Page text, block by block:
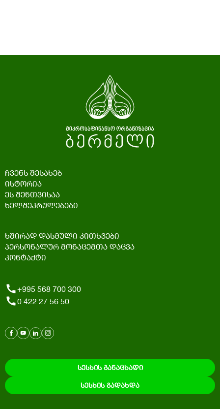
ჩვენს შესახებ
ისტორია
ეს შენთვისაა
ხელშეკრულებები
ხშირად დასმული კითხვები
პერსონალურ მონაცემთა დაცვა
კონტაქტი
+995 568 700 300
0 422 27 56 50
სესხის განაცხადი
სესხის გადახდა